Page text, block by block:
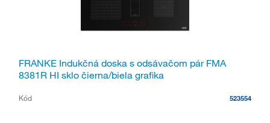
FRANKE Indukčná doska s odsávačom pár FMA
8381R HI sklo čierna/biela grafika
Kód 523554